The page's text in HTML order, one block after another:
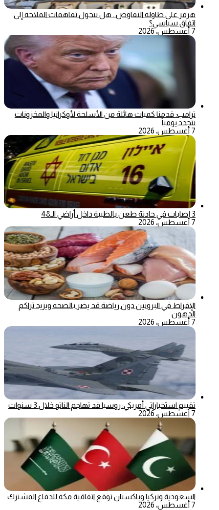
هرمز على طاولة التفاوض.. هل تتحول تفاهمات الملاحة إلى
اتفاق سياسي؟
7 أغسطس، 2026
ترامب: قدمنا كميات هائلة من الأسلحة لأوكرانيا والمخزونات
تتجدد يومياً
7 أغسطس، 2026
3 إصابات في حادثة طعن بالطيبة داخل أراضي الـ48
7 أغسطس، 2026
الإفراط في البروتين دون رياضة قد يضر بالصحة ويزيد تراكم
الدهون
7 أغسطس، 2026
تقييم استخباراتي أمريكي: روسيا قد تهاجم الناتو خلال 3 سنوات
7 أغسطس، 2026
السعودية وتركيا وباكستان توقع اتفاقية مكة للدفاع المشترك
7 أغسطس، 2026